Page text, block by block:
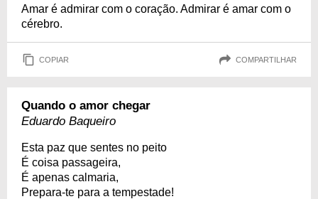
Amar é admirar com o coração. Admirar é amar com o
cérebro.
COPIAR COMPARTILHAR
Quando o amor chegar
Eduardo Baqueiro
Esta paz que sentes no peito
É coisa passageira,
É apenas calmaria,
Prepara-te para a tempestade!